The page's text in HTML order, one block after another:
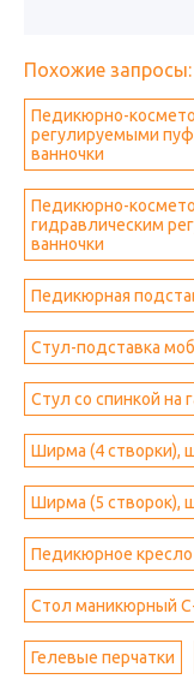
Похожие запросы:
Педикюрно-
регулируемыми
ванночки
Педикюрно-
гидравлическим
ванночки
Педикюрная
Стул-подставка
Стул со спинкой на
Ширма (4 створки),
Ширма (5 створок),
Педикюрное
Стол маникюрный
Гелевые перчатки